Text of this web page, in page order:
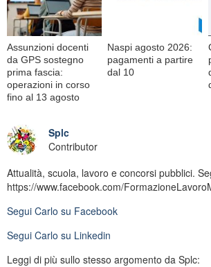
Assunzioni docenti
da GPS sostegno
prima fascia:
operazioni in corso
fino al 13 agosto
Naspi agosto 2026:
pagamenti a partire
dal 10
Splc
Contributor
Attualità, scuola, lavoro e concorsi pubblici.
https://www.facebook.com/
Segui Carlo su Facebook
Segui Carlo su Linkedin
Leggi di più sullo stesso argomento da Splc: